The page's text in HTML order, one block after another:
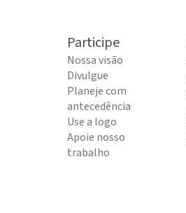
Participe
Nossa visão
Divulgue
Planeje com
antecedência
Use a logo
Apoie nosso
trabalho